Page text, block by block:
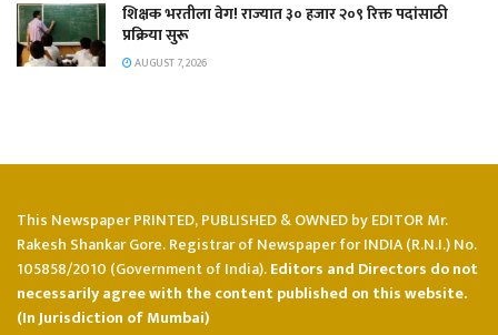
शिक्षक भरतीला वेग! राज्यात ३० हजार २०९ रिक्त पदांसाठी
प्रक्रिया सुरू
AUGUST 7, 2026
This Newspaper PRINTED, PUBLISHED & OWNED by EDITOR Mr.
Rakesh Shankar Gore. Registrar of Newspaper for INDIA (R.N.I.) No.
105858/2010 (Government of India).Editors and Directors do not
necessarily agree with the content published on this website.
(In Jurisdiction of Mumbai)